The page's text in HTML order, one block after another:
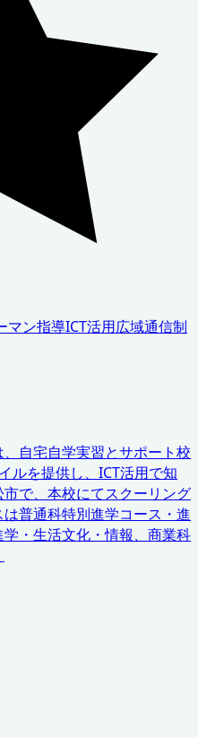
マン指導ICT活用広域通信制
自宅自学実習とサポート校
ルを提供し、ICT活用で知
で、本校にてスクーリング
普通科特別進学コース・進
・生活文化・情報、商業科